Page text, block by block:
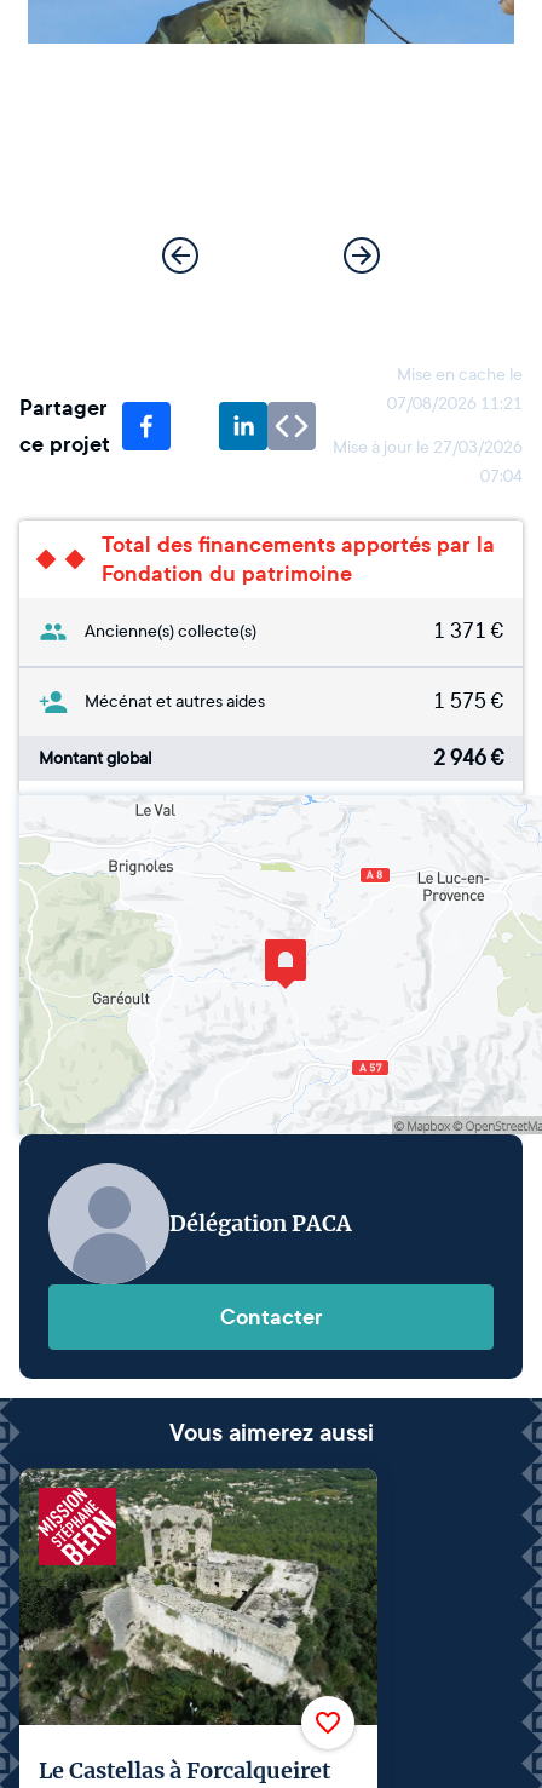
Partager
ce projet
Mise en cache le
07/08/2026 11:21
Mise à jour le 27/03/2026
07:04
Total des financements apportés par la
Fondation du patrimoine
Ancienne(s) collecte(s) 1 371 €
Mécénat et autres aides 1 575 €
Montant global 2 946€
Délégation PACA
Contacter
Vous aimerez aussi
Le Castellas à Forcalqueiret